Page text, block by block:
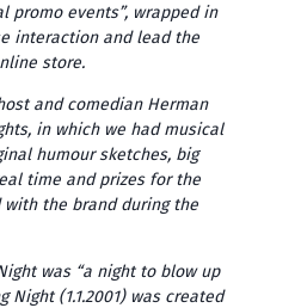
promo events”, wrapped in
interaction and lead the
store.
and comedian Herman
in which we had musical
humour sketches, big
time and prizes for the
the brand during the
was “a night to blow up
Night (1.1.2001) was created